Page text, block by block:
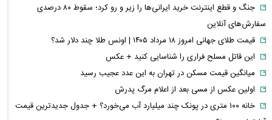
جنگ و قطع اینترنت خرید ایرانی‌ها را زیر و رو کرد؛ سقوط ۸۰ درصدی
سفارش‌های آنلاین
قیمت طلای جهانی امروز ۱۸ مرداد ۱۴۰۵ | اونس طلا چند دلار شد؟
این قاتل مسلح فراری را شناسایی کنید + عکس
میانگین قیمت مسکن در تهران به این عدد عجیب رسید
اولین عکس از مسی بعد از اعلام مرگ پدرش
خانه ۱۰۰ متری در پونک چند میلیارد آب می‌خورد؟ + جدول جدیدترین قیمت